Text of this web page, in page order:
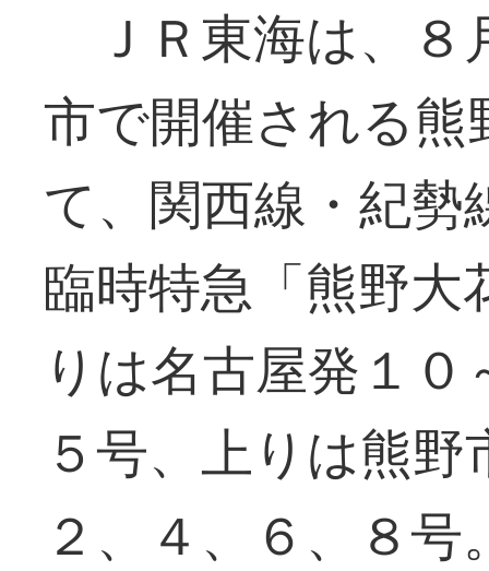
ＪＲ東海は、８
市で開催される
て、関西線・紀
臨時特急「熊野
りは名古屋発１
５号、上りは熊
２、４、６、８